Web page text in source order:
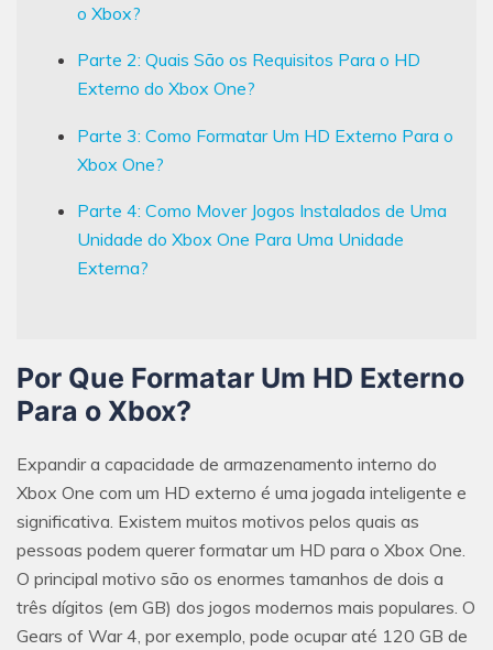
o Xbox?
Parte 2: Quais São os Requisitos Para o HD
Externo do Xbox One?
Parte 3: Como Formatar Um HD Externo Para o
Xbox One?
Parte 4: Como Mover Jogos Instalados de Uma
Unidade do Xbox One Para Uma Unidade
Externa?
Por Que Formatar Um HD Externo
Para o Xbox?
Expandir a capacidade de armazenamento interno do
Xbox One com um HD externo é uma jogada inteligente e
significativa. Existem muitos motivos pelos quais as
pessoas podem querer formatar um HD para o Xbox One.
O principal motivo são os enormes tamanhos de dois a
três dígitos (em GB) dos jogos modernos mais populares. O
Gears of War 4, por exemplo, pode ocupar até 120 GB de